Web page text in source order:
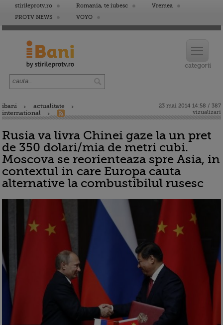
stirileprotv.ro Romania, te iubesc
Vremea
PROTV NEWS
VOYO
ibani
actualitate
international
23 mai 2014 14:58 / 387
vizualizari
Rusia va livra Chinei gaze la un pret
de 350 dolari/mia de metri cubi.
Moscova se reorienteaza spre Asia, in
contextul in care Europa cauta
alternative la combustibilul rusesc